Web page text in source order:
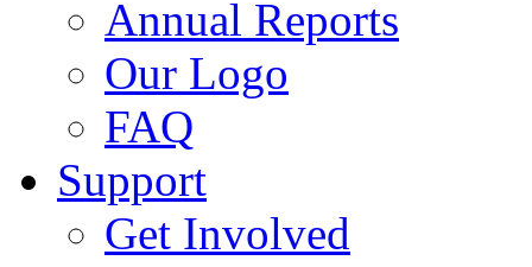
Annual Reports
Our Logo
FAQ
Support
Get Involved